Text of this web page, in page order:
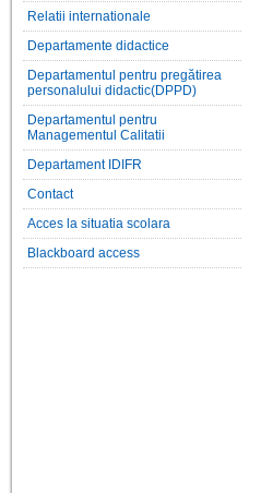
Relatii internationale
Departamente didactice
Departamentul pentru pregătirea
personalului didactic(DPPD)
Departamentul pentru
Managementul Calitatii
Departament IDIFR
Contact
Acces la situatia scolara
Blackboard access